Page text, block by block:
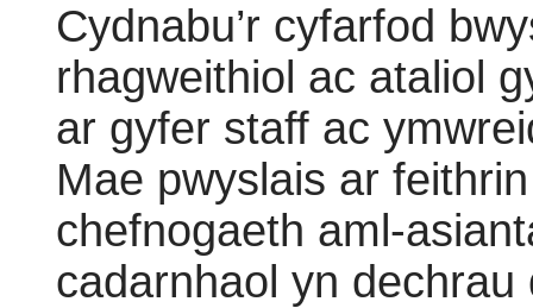
Cydnabu’r cyfarfod
rhagweithiol ac ataliol
ar gyfer staff ac
Mae pwyslais ar
chefnogaeth aml-
cadarnhaol yn